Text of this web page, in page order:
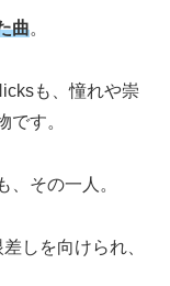
曲。
も、憧れや崇
です。
、その一人。
しを向けられ、